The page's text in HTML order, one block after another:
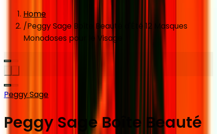
Home
/Peggy Sage Boîte Beauté d'Été 12 Masques
Monodoses pour le Visage
Peggy Sage
Peggy Sage Boîte Beauté